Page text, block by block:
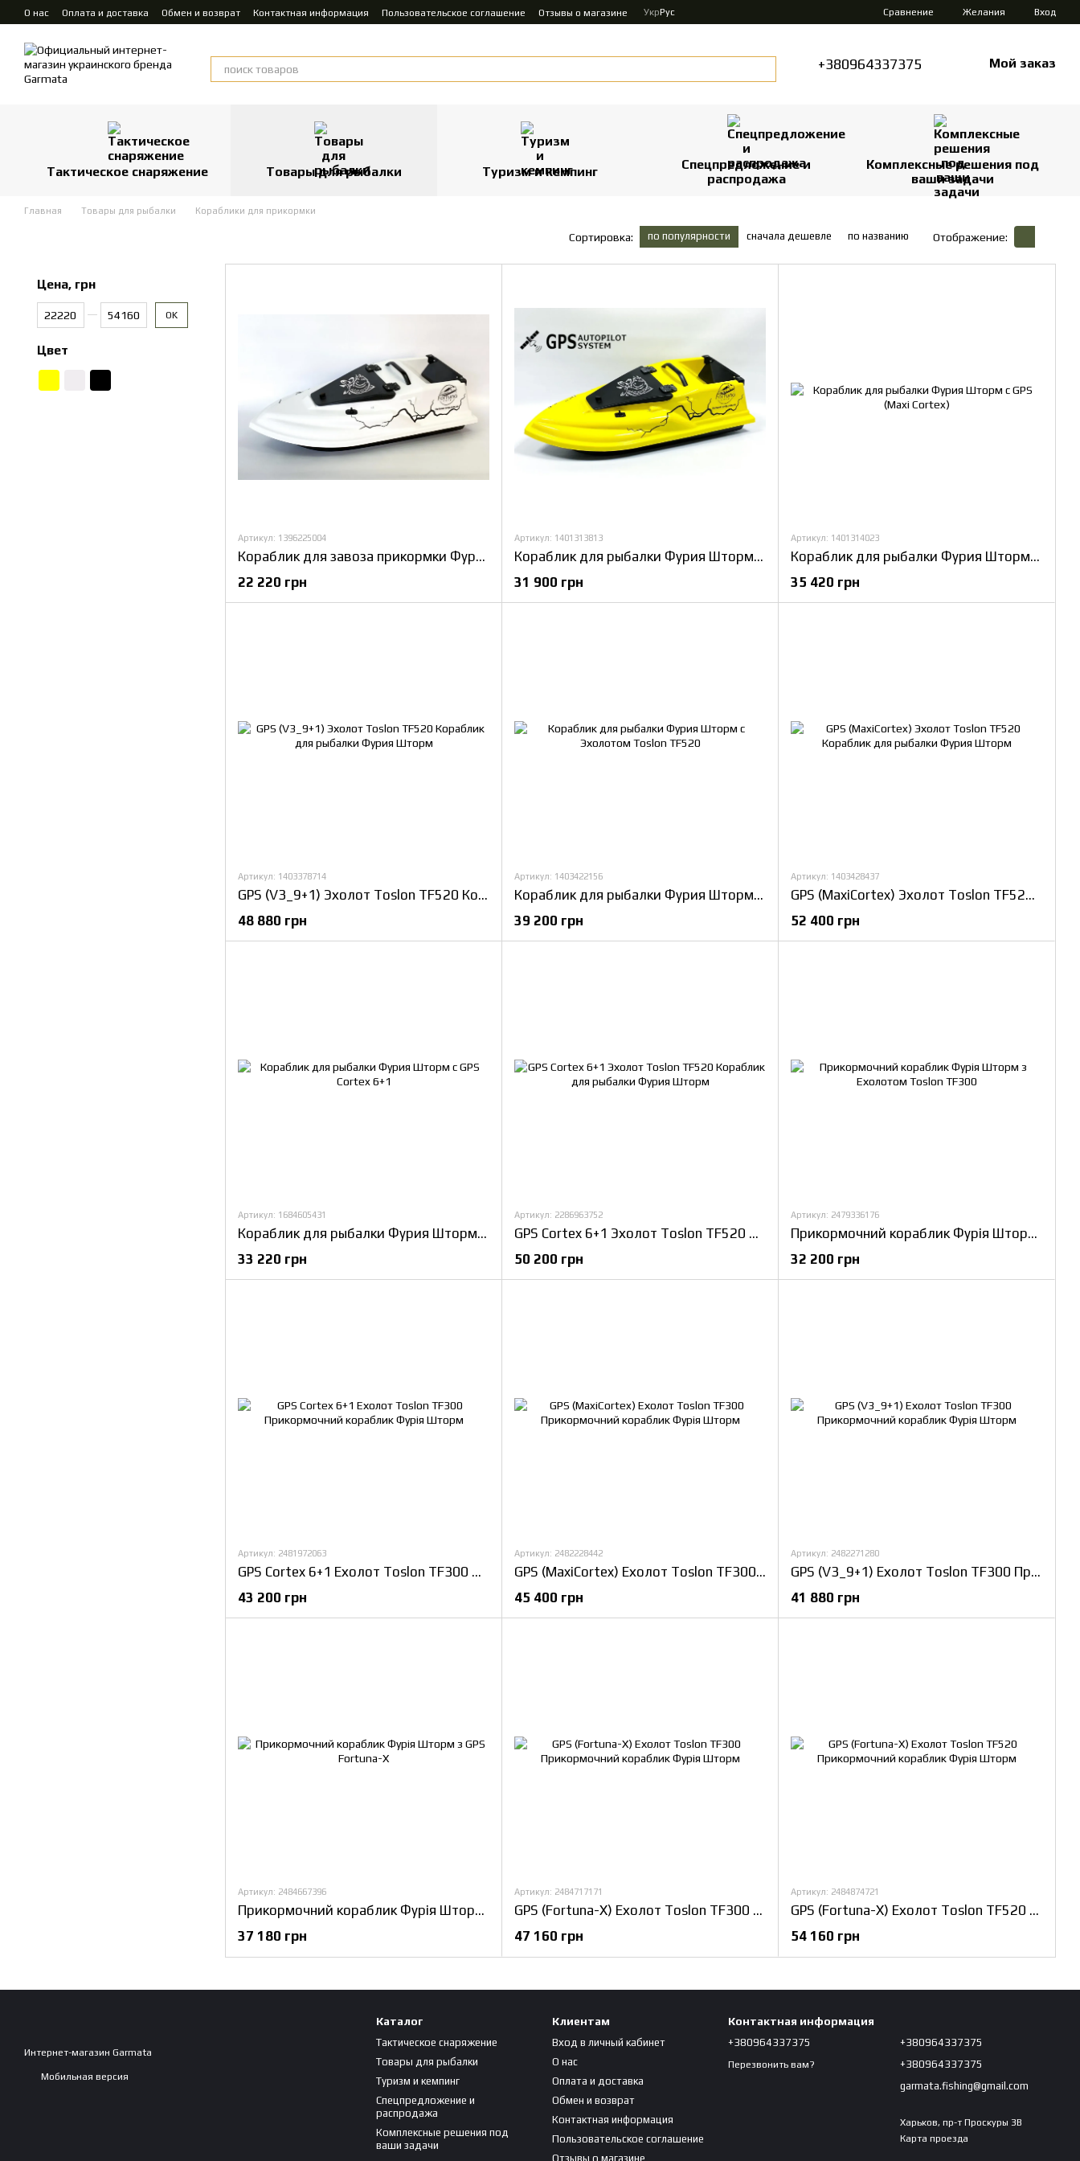
Перейти к основному контенту
О нас Оплата и доставка Обмен и возврат Контактная информация Пользовательское соглашение Отзывы о магазине УкрРус Сравнение Желания Вход
+380964337375 Мой заказ
Тактическое снаряжение Товары для рыбалки Туризм и кемпинг
Спецпредложение и
распродажа
Комплексные решения под
ваши задачи
Главная Товары для рыбалки Кораблики для прикормки
Сортировка: по популярности сначала дешевле по названию Отображение:
Артикул: 1396225004
Кораблик для завоза прикормки Фурия Шторм
22 220 грн
Артикул: 1401313813
Кораблик для рыбалки Фурия Шторм с GPS автопилот (V3_9+1)
31 900 грн
Артикул: 1401314023
Кораблик для рыбалки Фурия Шторм с GPS (Maxi Cortex)
35 420 грн
Артикул: 1403378714
GPS (V3_9+1) Эхолот Toslon TF520 Кораблик для рыбалки Фурия Шторм
48 880 грн
Артикул: 1403422156
Кораблик для рыбалки Фурия Шторм с Эхолотом Toslon TF520
39 200 грн
Артикул: 1403428437
GPS (MaxiCortex) Эхолот Toslon TF520 Кораблик для рыбалки Фурия Шторм
52 400 грн
Артикул: 1684605431
Кораблик для рыбалки Фурия Шторм с GPS Cortex 6+1
33 220 грн
Артикул: 2286963752
GPS Cortex 6+1 Эхолот Toslon TF520 Кораблик для рыбалки Фурия Шторм
50 200 грн
Артикул: 2479336176
Прикормочний кораблик Фурія Шторм з Ехолотом Toslon TF300
32 200 грн
Артикул: 2481972063
GPS Cortex 6+1 Ехолот Toslon TF300 Прикормочний кораблик Фурія Шторм
43 200 грн
Артикул: 2482228442
GPS (MaxiCortex) Ехолот Toslon TF300 Прикормочний кораблик Фурія Шторм
45 400 грн
Артикул: 2482271280
GPS (V3_9+1) Ехолот Toslon TF300 Прикормочний кораблик Фурія Шторм
41 880 грн
Артикул: 2484667396
Прикормочний кораблик Фурія Шторм з GPS Fortuna-X
37 180 грн
Артикул: 2484717171
GPS (Fortuna-X) Ехолот Toslon TF300 Прикормочний кораблик Фурія Шторм
47 160 грн
Артикул: 2484874721
GPS (Fortuna-X) Ехолот Toslon TF520 Прикормочний кораблик Фурія Шторм
54 160 грн
Цена, грн
OK
Цвет
Интернет-магазин Garmata
Мобильная версия
Каталог
Тактическое снаряжение
Товары для рыбалки
Туризм и кемпинг
Спецпредложение и
распродажа
Комплексные решения под
ваши задачи
Клиентам
Вход в личный кабинет
О нас
Оплата и доставка
Обмен и возврат
Контактная информация
Пользовательское соглашение
Отзывы о магазине
Контактная информация
+380964337375
Перезвонить вам?
+380964337375
+380964337375
garmata.fishing@gmail.com
Харьков, пр-т Проскуры 3В
Карта проезда